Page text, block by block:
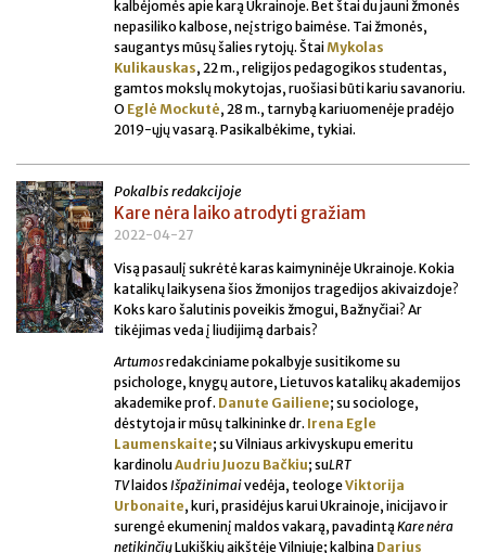
kalbėjomės apie karą Ukrainoje. Bet štai du jauni žmonės
nepasiliko kalbose, neįstrigo baimėse. Tai žmonės,
saugantys mūsų šalies rytojų. ŠtaiMykolas
Kulikauskas, 22 m., religijos pedagogikos studentas,
gamtos mokslų mokytojas, ruošiasi būti kariu savanoriu.
O Eglė Mockutė, 28 m., tarnybą kariuomenėje pradėjo
2019-ųjų vasarą. Pasikalbėkime, tykiai.
Pokalbis redakcijoje
Kare nėra laiko atrodyti gražiam
2022-04-27
Visą pasaulį sukrėtė karas kaimyninėje Ukrainoje. Kokia
katalikų laikysena šios žmonijos tragedijos akivaizdoje?
Koks karo šalutinis poveikis žmogui, Bažnyčiai? Ar
tikėjimas veda į liudijimą darbais?
Artumosredakciniame pokalbyje susitikome su
psichologe, knygų autore, Lietuvos katalikų akademijos
akademike prof. Danute Gailiene; su sociologe,
dėstytoja ir mūsų talkininke dr. Irena Egle
Laumenskaite; su Vilniaus arkivyskupu emeritu
kardinoluAudriu Juozu Bačkiu; suLRT
TV laidos Išpažinimaivedėja, teologeViktorija
Urbonaite, kuri, prasidėjus karui Ukrainoje, inicijavo ir
surengė ekumeninį maldos vakarą, pavadintą Kare nėra
netikinčiųLukiškių aikštėje Vilniuje; kalbina Darius